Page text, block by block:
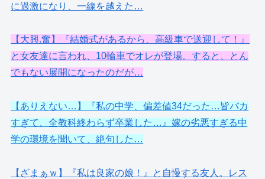
に過激になり、一線を越えた…
【大興.奮】『結婚式があるから、高級車で送迎して！』
と女友達に言われ、10輪車でオレが登場。すると、とん
でもない展開になったのだが…
【ありえない…】『私の中学、偏差値34だった…皆バカ
すぎて、全教科終わらず卒業した…』嫁の劣悪すぎる中
学の環境を聞いて、絶句した…
【ざまぁｗ】『私は良家の娘！』と自慢する友人。レス